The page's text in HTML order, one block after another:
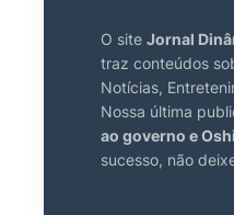
O site Jornal
traz conteúdos
Notícias,
Nossa última
ao governo e
sucesso, não